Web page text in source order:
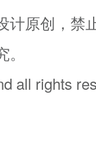
计原创，禁
all rights